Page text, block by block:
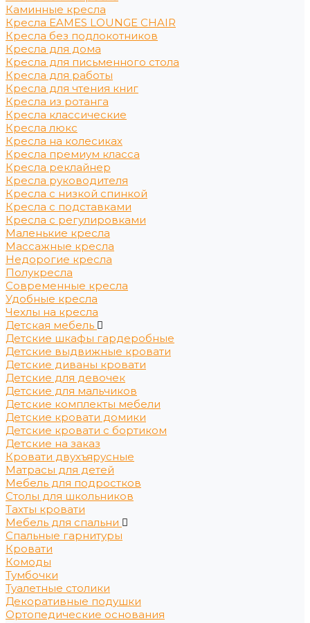
Каминные кресла
Кресла EAMES LOUNGE CHAIR
Кресла без подлокотников
Кресла для дома
Кресла для письменного стола
Кресла для работы
Кресла для чтения книг
Кресла из ротанга
Кресла классические
Кресла люкс
Кресла на колесиках
Кресла премиум класса
Кресла реклайнер
Кресла руководителя
Кресла с низкой спинкой
Кресла с подставками
Кресла с регулировками
Маленькие кресла
Массажные кресла
Недорогие кресла
Полукресла
Современные кресла
Удобные кресла
Чехлы на кресла
Детская мебель
Детские шкафы гардеробные
Детские выдвижные кровати
Детские диваны кровати
Детские для девочек
Детские для мальчиков
Детские комплекты мебели
Детские кровати домики
Детские кровати с бортиком
Детские на заказ
Кровати двухъярусные
Матрасы для детей
Мебель для подростков
Столы для школьников
Тахты кровати
Мебель для спальни
Спальные гарнитуры
Кровати
Комоды
Тумбочки
Туалетные столики
Декоративные подушки
Ортопедические основания